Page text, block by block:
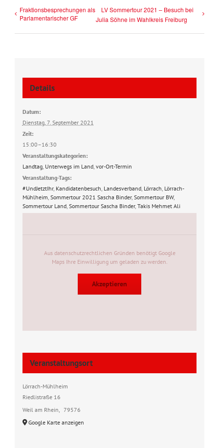
Fraktionsbesprechungen als
Parlamentarischer GF
LV Sommertour 2021 – Besuch bei
Julia Söhne im Wahlkreis Freiburg
Details
Datum:
Dienstag, 7. September 2021
Zeit:
15:00–16:30
Veranstaltungskategorien:
Landtag, Unterwegs im Land, vor-Ort-Termin
Veranstaltung-Tags:
#UndJetztIhr, Kandidatenbesuch Landesverband, Lörrach Lörrach-
Mühlheim Sommertour 2021 Sascha Binder, Sommertour BW,
Sommertour Land, Sommertour Sascha Binder, Takis Mehmet Ali
Veranstaltungsort
Lörrach-Mühlheim
Riedlistraße 16
Weil am Rhein
79576
Google Karte anzeigen
Aus datenschutzrechtlichen Gründen benötigt Google
Maps Ihre Einwilligung um geladen zu werden.
Akzeptieren